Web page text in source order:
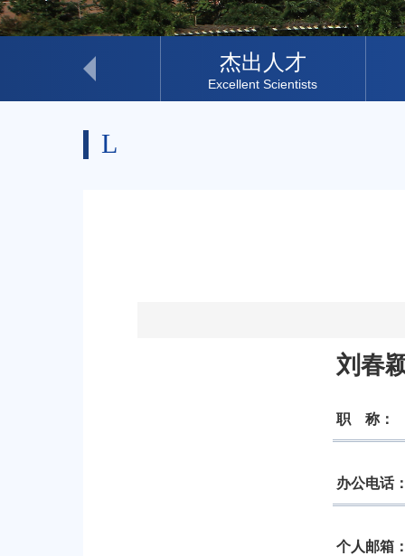
科研助理
Research Assistant
杰出人才
Excellent Scientists
L
刘春
职 称：
办公电话
个人邮箱